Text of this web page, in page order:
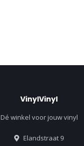
VinylVinyl
Dé winkel voor jouw vinyl
Elandstraat 9